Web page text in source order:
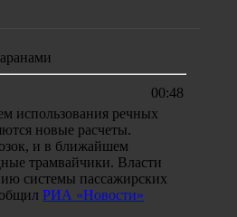
00:48
использования речных
новые расчеты.
и в ближайшем
трамвайчики. Власти
системы пассажирских
РИА «Новости»